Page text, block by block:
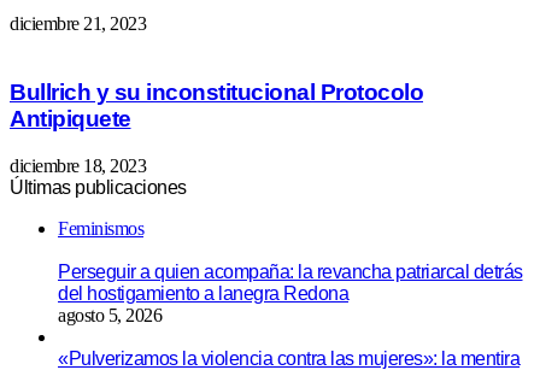
diciembre 21, 2023
Bullrich y su inconstitucional Protocolo
Antipiquete
diciembre 18, 2023
Últimas publicaciones
Feminismos
Perseguir a quien acompaña: la revancha patriarcal detrás
del hostigamiento a lanegra Redona
agosto 5, 2026
«Pulverizamos la violencia contra las mujeres»: la mentira